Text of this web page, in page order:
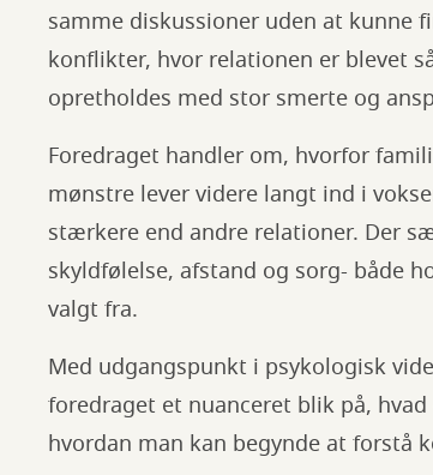
samme diskussioner uden at kunne
konflikter, hvor relationen er blevet
opretholdes med stor smerte og
Foredraget handler om, hvorfor
mønstre lever videre langt ind i
stærkere end andre relationer. Der
skyldfølelse, afstand og sorg- både
valgt fra.
Med udgangspunkt i psykologisk
foredraget et nuanceret blik på,
hvordan man kan begynde at forstå